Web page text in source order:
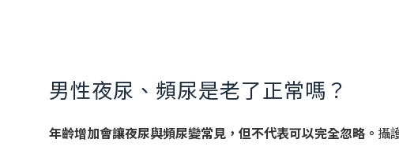
男性夜尿、頻尿是老了正常嗎？
年齡增加會讓夜尿與頻尿變常見，但不代表可以完全忽略。 攝